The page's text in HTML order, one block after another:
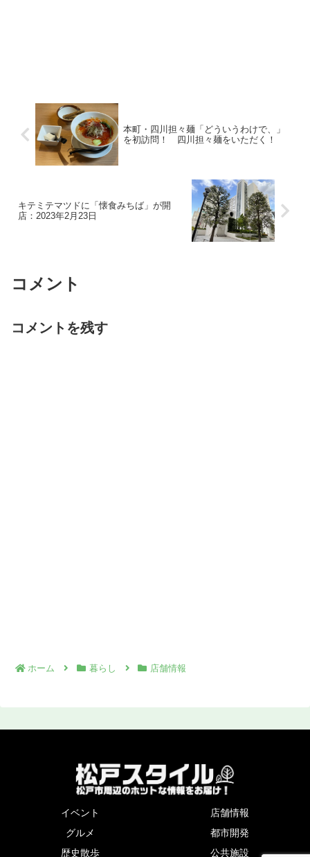
本町・四川担々麺「どういうわけで、」
を初訪問！ 四川担々麺をいただく！
キテミテマツドに「懐食みちば」が開
店：2023年2月23日
コメント
コメントを残す
ホーム 暮らし 店舗情報
イベント
店舗情報
グルメ
都市開発
歴史散歩
公共施設